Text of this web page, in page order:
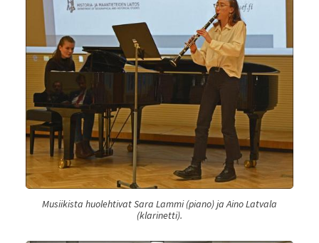
Musiikista huolehtivat Sara Lammi (piano) ja Aino Latvala
(klarinetti).